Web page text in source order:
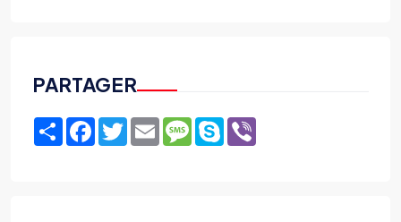
PARTAGER
ShareFacebook
TwitterEmailMessage
Skype